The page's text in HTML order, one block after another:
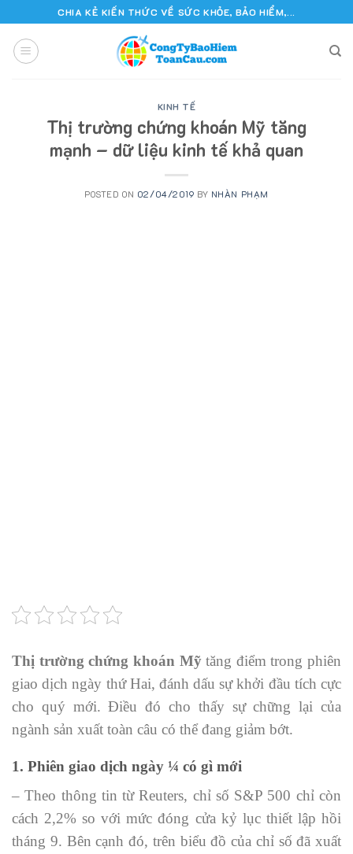
to
content
CHIA KẺ KIẾN THỨC VỀ SỨC KHỎE, BẢO HIỂM,...
KINH TẾ
Thị trường chứng khoán Mỹ tăng
mạnh – dữ liệu kinh tế khả quan
POSTED ON 02/04/2019 BY NHÀN PHẠM
Thị trường chứng khoán Mỹtăng điểm trong phiên
giao dịch ngày thứ Hai, đánh dấu sự khởi đầu tích cực
cho quý mới. Điều đó cho thấy sự chững lại của
ngành sản xuất toàn câu có thể đang giảm bớt.
1. Phiên giao dịch ngày ¼ có gì mới
– Theo thông tin từ Reuters, chỉ số S&P 500 chỉ còn
cách 2,2% so với mức đóng cửa kỷ lục thiết lập hồi
tháng 9. Bên cạnh đó, trên biểu đồ của chỉ số đã xuất